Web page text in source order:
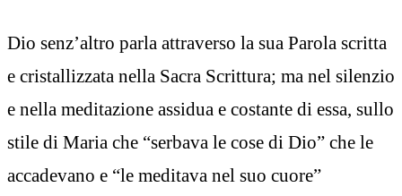
Dio senz’altro parla attraverso la sua Parola scritta
e cristallizzata nella Sacra Scrittura; ma nel silenzio
e nella meditazione assidua e costante di essa, sullo
stile di Maria che “serbava le cose di Dio” che le
accadevano e “le meditava nel suo cuore”